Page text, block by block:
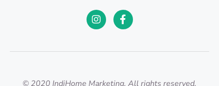
© 2020 IndiHome Marketing. All rights reserved.